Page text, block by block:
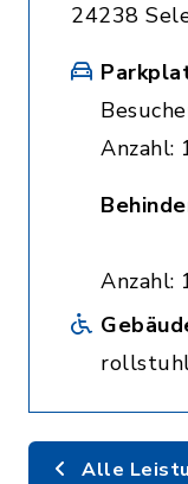
24238
Anzahl:
Anzahl:
Alle